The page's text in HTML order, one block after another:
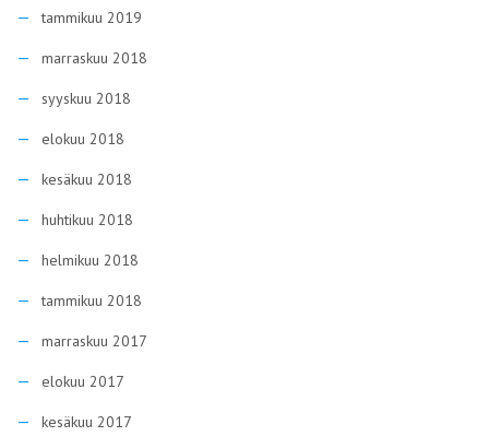
tammikuu 2019
marraskuu 2018
syyskuu 2018
elokuu 2018
kesäkuu 2018
huhtikuu 2018
helmikuu 2018
tammikuu 2018
marraskuu 2017
elokuu 2017
kesäkuu 2017